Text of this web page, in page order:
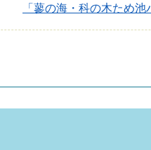
「蓼の海・科の木ため